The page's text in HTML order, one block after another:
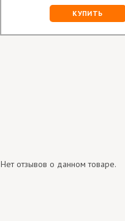
КУПИТЬ
Нет отзывов о данном товаре.